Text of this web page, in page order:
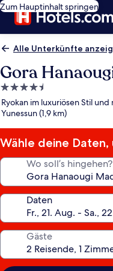
Zum Hauptinhalt springen
Alle Unterkünfte
Gora
4.5-
Sterne-
Unterkunft
Ryokan im luxuriösen Stil
Yunessun (1,9 km)
Wähle deine Daten,
Wo soll’s hingehen?
Daten
Gäste